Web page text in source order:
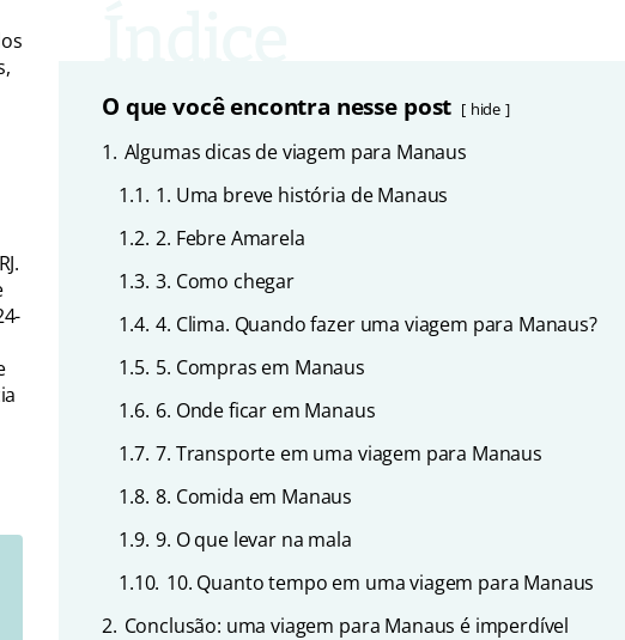
O que você encontra nesse post hide
1. Algumas dicas de viagem para Manaus
1.1. 1. Uma breve história de Manaus
1.2. 2. Febre Amarela
1.3. 3. Como chegar
1.4. 4. Clima. Quando fazer uma viagem para Manaus?
1.5. 5. Compras em Manaus
1.6. 6. Onde ficar em Manaus
1.7. 7. Transporte em uma viagem para Manaus
1.8. 8. Comida em Manaus
1.9. 9. O que levar na mala
1.10. 10. Quanto tempo em uma viagem para Manaus
2. Conclusão: uma viagem para Manaus é imperdível